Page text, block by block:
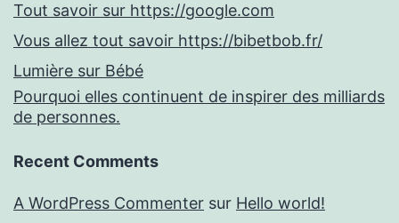
Tout savoir sur https://google.com
Vous allez tout savoir https://bibetbob.fr/
Lumière sur Bébé
Pourquoi elles continuent de inspirer des milliards
de personnes.
Recent Comments
A WordPress Commenter sur Hello world!